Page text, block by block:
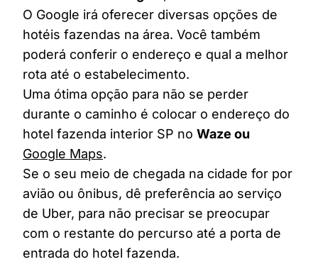
O Google irá oferecer diversas opções de
hotéis fazendas na área. Você também
poderá conferir o endereço e qual a melhor
rota até o estabelecimento.
Uma ótima opção para não se perder
durante o caminho é colocar o endereço do
hotel fazenda interior SP no Waze ou
Google Maps.
Se o seu meio de chegada na cidade for por
avião ou ônibus, dê preferência ao serviço
de Uber, para não precisar se preocupar
com o restante do percurso até a porta de
entrada do hotel fazenda.